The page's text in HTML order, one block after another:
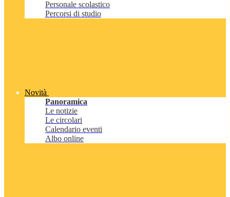
Personale scolastico
Percorsi di studio
Novità
Panoramica
Le notizie
Le circolari
Calendario eventi
Albo online